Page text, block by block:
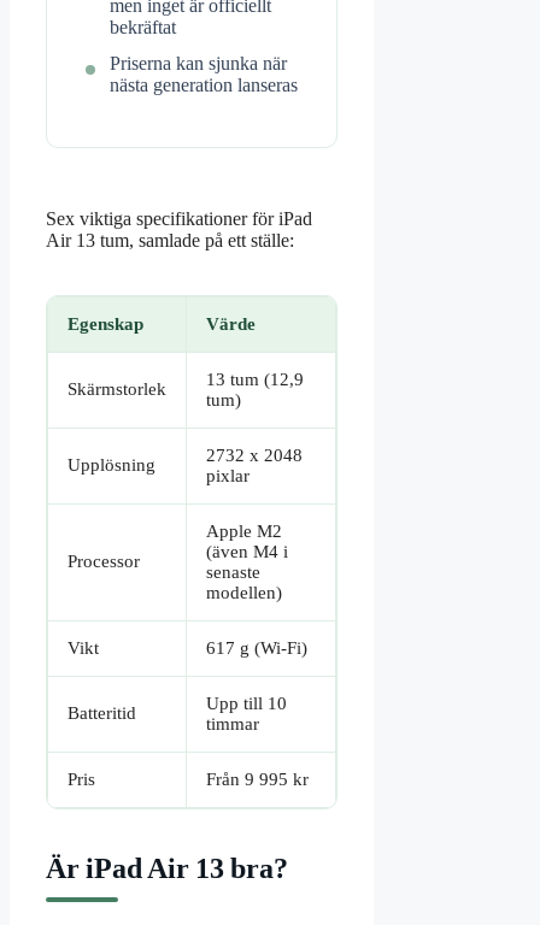
men inget är officiellt
bekräftat
Priserna kan sjunka när
nästa generation lanseras
Sex viktiga specifikationer för iPad
Air 13 tum, samlade på ett ställe:
Egenskap Värde
Skärmstorlek
13 tum (12,9
tum)
Upplösning
2732 x 2048
pixlar
Processor
Apple M2
(även M4 i
senaste
modellen)
Vikt 617 g (Wi-Fi)
Batteritid
Upp till 10
timmar
Pris Från 9 995 kr
Är iPad Air 13 bra?